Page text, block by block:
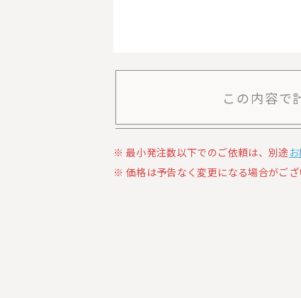
この内容で
最小発注数以下でのご依頼は、別途
価格は予告なく変更になる場合がござ